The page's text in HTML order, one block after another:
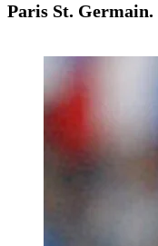
Paris St. Germain.